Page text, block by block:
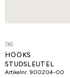
(16)
HÖÖKS
STUDSLEUTEL
Artikelnr. 900204-00